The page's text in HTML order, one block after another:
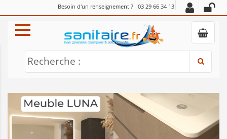
Besoin d'un renseignement ? 03 29 66 34 13
Recherche :